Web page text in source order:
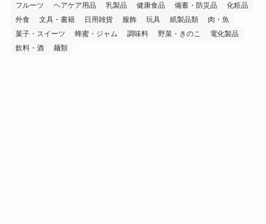
フルーツ
ヘアケア用品 乳製品 健康食品 備蓄・防災品
化粧品
外食
文具・書籍 日用雑貨 服飾 玩具 紙製品類
肉・魚
菓子・スイーツ
蜂蜜・ジャム 調味料 野菜・きのこ
電化製品
飲料・酒
麺類